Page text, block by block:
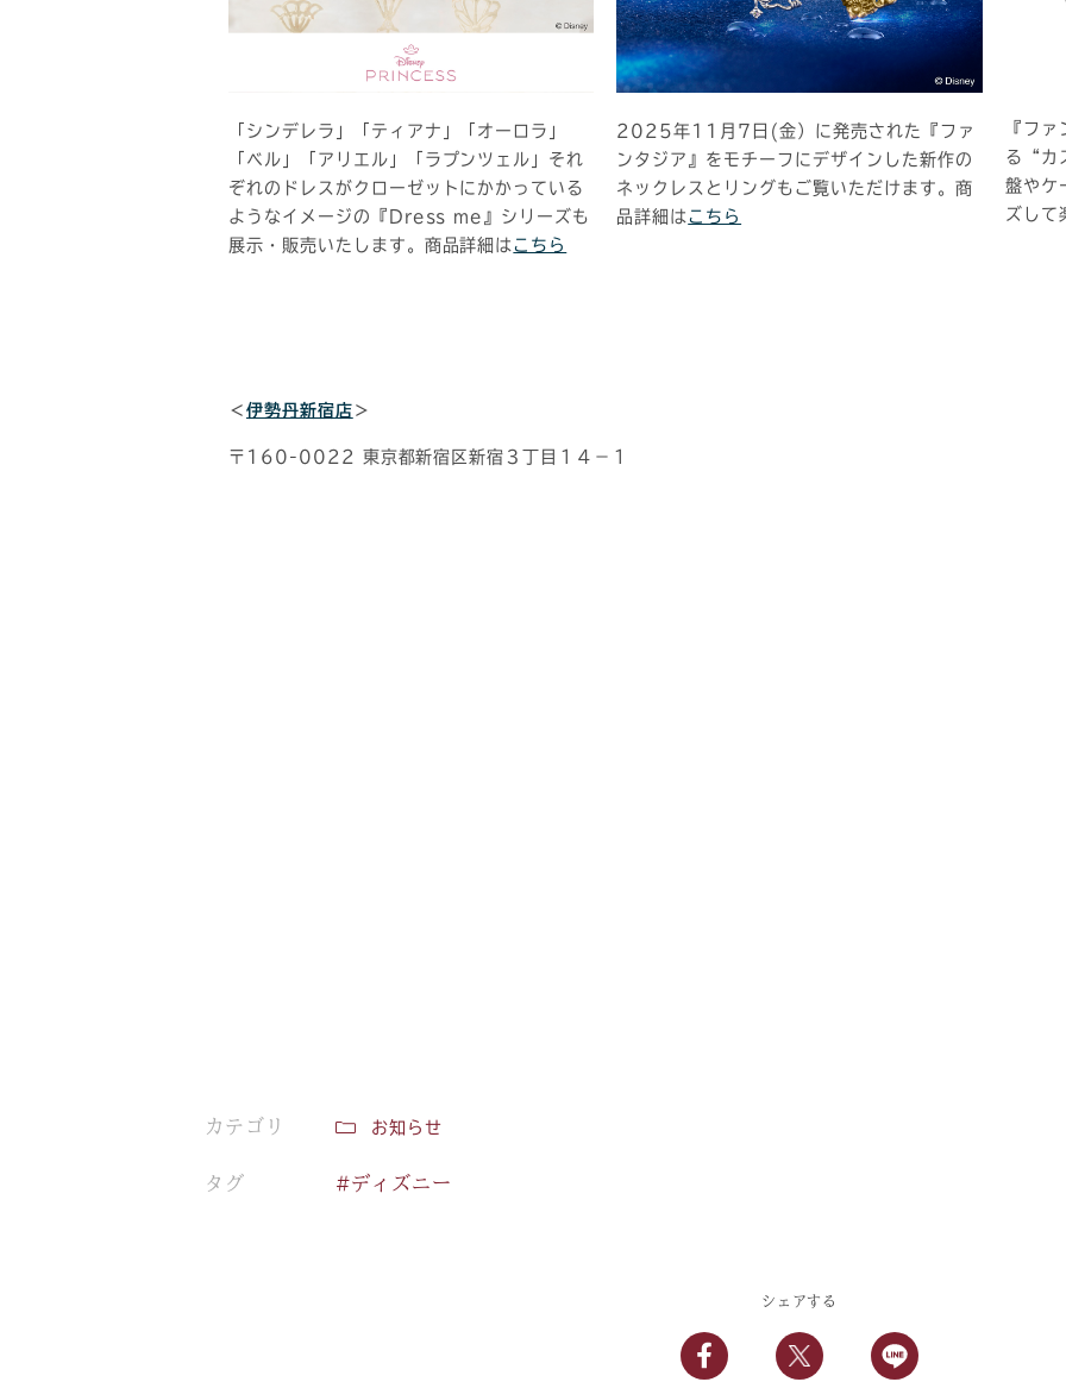
「シンデレラ」「ティアナ」「オーロラ」
「ベル」「アリエル」「ラプンツェル」それ
ぞれのドレスがクローゼットにかかっている
ようなイメージの『Dress me』シリーズも
展示・販売いたします。商品詳細は こちら
2025年11月7日(金）に発売された『ファ
ンタジア』をモチーフにデザインした新作の
ネックレスとリングもご覧いただけます。商
品詳細は こちら
『フ
る“カ
盤やケ
ズして
＜ 伊勢丹新宿店 ＞
〒160-0022 東京都新宿区新宿３丁目１４−１
カテゴリ お知らせ
タグ #ディズニー
シェアする